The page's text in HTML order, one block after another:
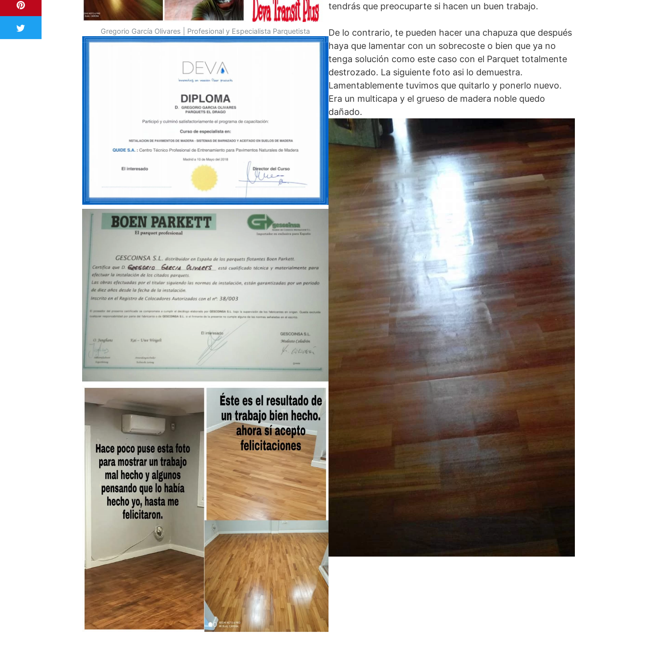
Gregorio García Olivares | Profesional y Especialista Parquetista
tendrás que preocuparte si hacen un buen trabajo.
De lo contrario, te pueden hacer una chapuza que después
haya que lamentar con un sobrecoste o bien que ya no
tenga solución como este caso con el Parquet totalmente
destrozado. La siguiente foto asi lo demuestra.
Lamentablemente tuvimos que quitarlo y ponerlo nuevo.
Era un multicapa y el grueso de madera noble quedo
dañado.